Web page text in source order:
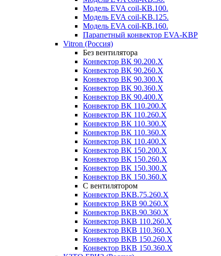
Модель EVA coil-КВ.100.
Модель EVA coil-KВ.125.
Модель EVA coil-КВ.160.
Парапетный конвектор EVA-KВР
Vitron (Россия)
Без вентилятора
Конвектор ВК 90.200.X
Конвектор ВК 90.260.Х
Конвектор ВК 90.300.X
Конвектор ВК 90.360.X
Конвектор ВК 90.400.X
Конвектор ВК 110.200.X
Конвектор ВК 110.260.X
Конвектор ВК 110.300.Х
Конвектор ВК 110.360.X
Конвектор ВК 110.400.X
Конвектор ВК 150.200.X
Конвектор ВК 150.260.X
Конвектор ВК 150.300.X
Конвектор ВК 150.360.X
С вентилятором
Конвектор ВКВ.75.260.X
Конвектор ВКВ 90.260.X
Конвектор ВКВ.90.360.X
Конвектор ВКВ 110.260.X
Конвектор ВКВ 110.360.X
Конвектор ВКВ 150.260.X
Конвектор ВКВ 150.360.X